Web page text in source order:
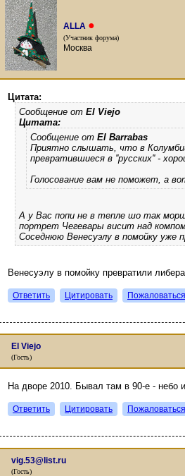
ALLA ●
(Участник форума)
Москва
Цитата:
Сообщение от El Viejo
Цитата:
Сообщение от El Barrabas
Приятно слышать, что в
превратившиеся в ''русских'' -
Голосование вам не поможет, а
А у Вас попи не в тепле шо так
портрет Чегевары висит над
Соседнюю Венесуэлу в помойку уже
Венесуэлу в помойку превратили
Ответить Цитировать Пожаловаться
El Viejo
(Гость)
На дворе 2010. Бывал там в 90-е - небо
Ответить Цитировать Пожаловаться
vig.53@list.ru
(Гость)